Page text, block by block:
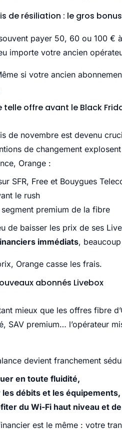
de résiliation : le gros bonus
payer 50, 60 ou 100 €
importe votre ancien
si votre ancien
offre avant le Black
de novembre est devenu
de changement
Orange :
SFR, Free et Bouygues
le rush
premium de la fibre
de baisser les prix de ses
immédiats,
Orange casse les frais.
abonnés Livebox
mieux que les offres fibre
SAV premium… l’opérateur
devient franchement
en toute fluidité,
débits et les équipements,
du Wi-Fi haut niveau et
est le même : votre